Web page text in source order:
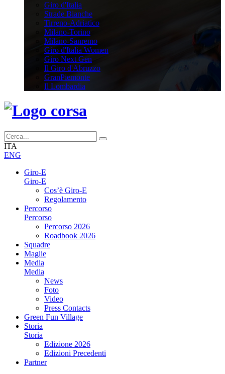
Giro d'Italia
Strade Bianche
Tirreno-Adriatico
Milano-Torino
Milano-Sanremo
Giro d'Italia Women
Giro Next Gen
Il Giro d'Abruzzo
GranPiemonte
Il Lombardia
ITA
ENG
Giro-E
Giro-E
Cos’è Giro-E
Regolamento
Percorso
Percorso
Percorso 2026
Roadbook 2026
Squadre
Maglie
Media
Media
News
Foto
Video
Press Contacts
Green Fun Village
Storia
Storia
Edizione 2026
Edizioni Precedenti
Partner